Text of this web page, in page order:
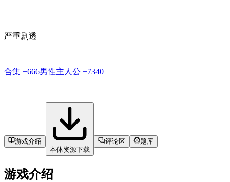
严重剧透
合集 +666男性主人公 +7340
游戏介绍
本体资源下载
评论区 题库
游戏介绍